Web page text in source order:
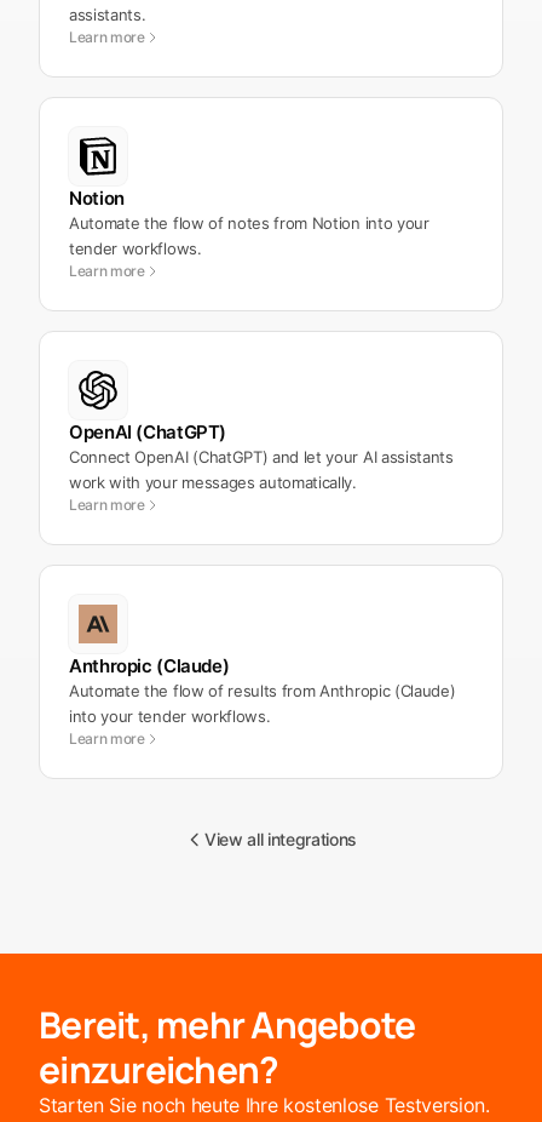
assistants.
Learn more
Notion
Automate the flow of notes from Notion into your
tender workflows.
Learn more
OpenAI (ChatGPT)
Connect OpenAI (ChatGPT) and let your AI assistants
work with your messages automatically.
Learn more
Anthropic (Claude)
Automate the flow of results from Anthropic (Claude)
into your tender workflows.
Learn more
View all integrations
Bereit, mehr Angebote
einzureichen?
Starten Sie noch heute Ihre kostenlose Testversion.